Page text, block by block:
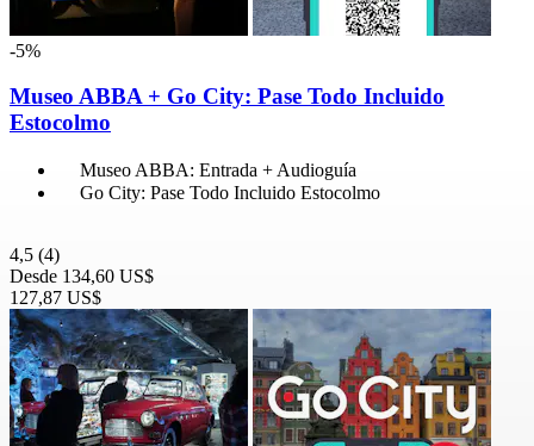
-5%
Museo ABBA + Go City: Pase Todo Incluido
Estocolmo
Museo ABBA: Entrada + Audioguía
Go City: Pase Todo Incluido Estocolmo
4,5 (4)
Desde 134,60 US$
127,87 US$